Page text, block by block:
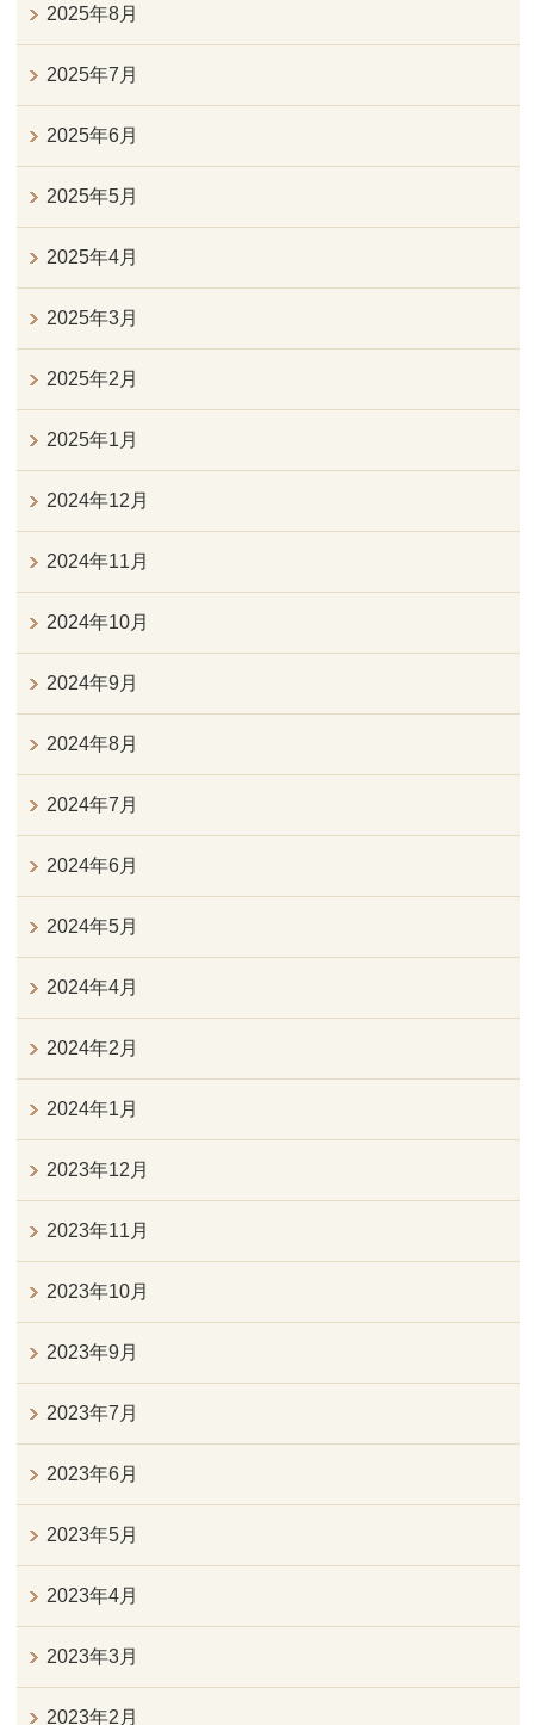
2025年8月
2025年7月
2025年6月
2025年5月
2025年4月
2025年3月
2025年2月
2025年1月
2024年12月
2024年11月
2024年10月
2024年9月
2024年8月
2024年7月
2024年6月
2024年5月
2024年4月
2024年2月
2024年1月
2023年12月
2023年11月
2023年10月
2023年9月
2023年7月
2023年6月
2023年5月
2023年4月
2023年3月
2023年2月